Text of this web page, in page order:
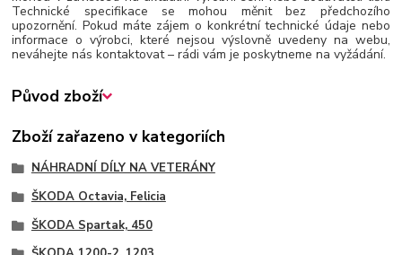
Technické specifikace se mohou měnit bez předchozího
upozornění. Pokud máte zájem o konkrétní technické údaje nebo
informace o výrobci, které nejsou výslovně uvedeny na webu,
neváhejte nás kontaktovat – rádi vám je poskytneme na vyžádání.
Původ zboží
Zboží zařazeno v kategoriích
NÁHRADNÍ DÍLY NA VETERÁNY
ŠKODA Octavia, Felicia
ŠKODA Spartak, 450